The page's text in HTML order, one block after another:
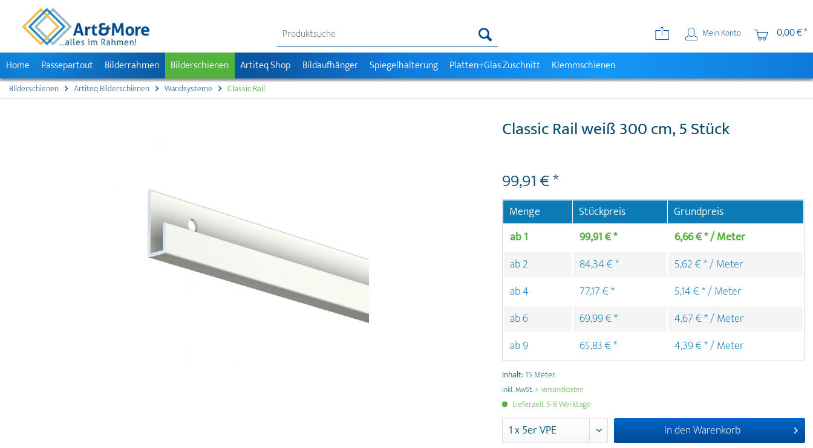
Mein Konto
0,00 € *
Home
Passepartout Bilderrahmen Bilderschienen Artiteq Shop Bildaufhänger Spiegelhalterung Platten+Glas Zuschnitt Klemmschienen
Bilderschienen Artiteq Bilderschienen Wandsysteme Classic Rail
Classic Rail weiß 300 cm, 5 Stück
99,91 € *
Menge Stückpreis
Grundpreis
ab1 99,91 € *
6,66 € * / Meter
ab2 84,34 € *
5,62 € * / Meter
ab4 77,17 € *
5,14 € * / Meter
ab6 69,99 € *
4,67 € * / Meter
ab9 65,83 € * 4,39 € * / Meter
Inhalt:15 Meter
inkl. MwSt.+ Versandkosten
Lieferzeit 5-8 Werktage
In denWarenkorb